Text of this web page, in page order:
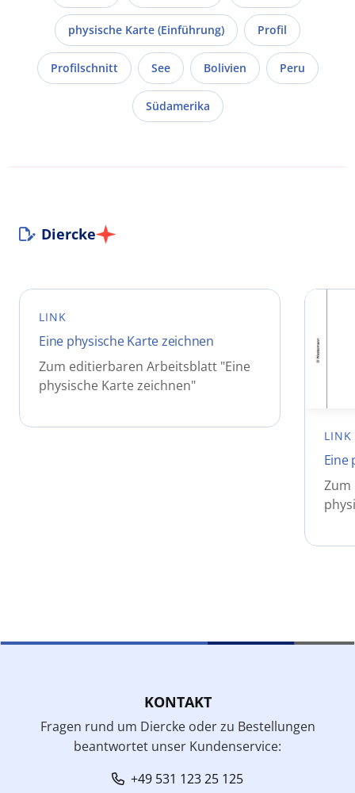
physische Karte (Einführung) Profil
Profilschnitt See Bolivien Peru
Südamerika
Diercke
LINK
Eine physische Karte zeichnen
Zum editierbaren Arbeitsblatt "Eine
physische Karte zeichnen"
LINK
Eine
Zum
KONTAKT
Fragen rund um Diercke oder zu Bestellungen
beantwortet unser Kundenservice:
+49 531 123 25 125